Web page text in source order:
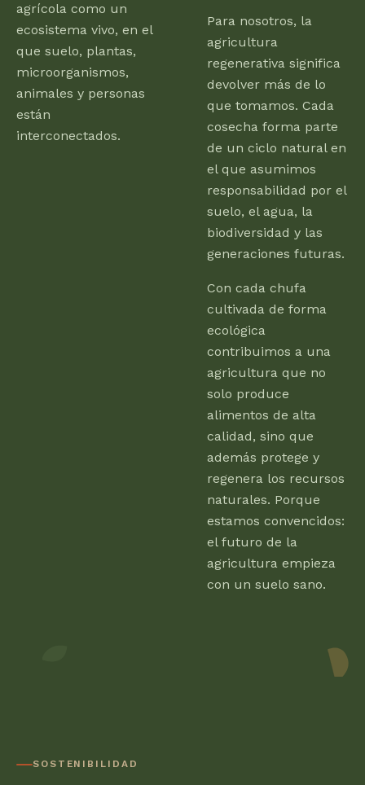
agrícola como un
ecosistema vivo, en el
que suelo, plantas,
microorganismos,
animales y personas
están
interconectados.
Para nosotros, la
agricultura
regenerativa significa
devolver más de lo
que tomamos. Cada
cosecha forma parte
de un ciclo natural en
el que asumimos
responsabilidad por el
suelo, el agua, la
biodiversidad y las
generaciones futuras.
Con cada chufa
cultivada de forma
ecológica
contribuimos a una
agricultura que no
solo produce
alimentos de alta
calidad, sino que
además protege y
regenera los recursos
naturales. Porque
estamos convencidos:
el futuro de la
agricultura empieza
con un suelo sano.
SOSTENIBILIDAD